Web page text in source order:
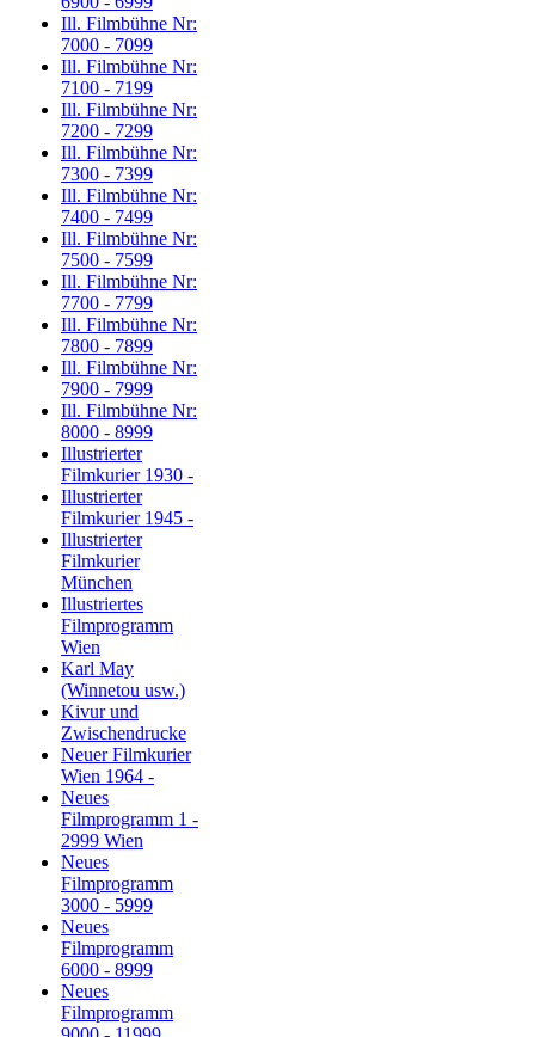
Ill. Filmbühne Nr:
7000 - 7099
Ill. Filmbühne Nr:
7100 - 7199
Ill. Filmbühne Nr:
7200 - 7299
Ill. Filmbühne Nr:
7300 - 7399
Ill. Filmbühne Nr:
7400 - 7499
Ill. Filmbühne Nr:
7500 - 7599
Ill. Filmbühne Nr:
7700 - 7799
Ill. Filmbühne Nr:
7800 - 7899
Ill. Filmbühne Nr:
7900 - 7999
Ill. Filmbühne Nr:
8000 - 8999
Illustrierter
Filmkurier 1930 -
Illustrierter
Filmkurier 1945 -
Illustrierter
Filmkurier
München
Illustriertes
Filmprogramm
Wien
Karl May
(Winnetou usw.)
Kivur und
Zwischendrucke
Neuer Filmkurier
Wien 1964 -
Neues
Filmprogramm 1 -
2999 Wien
Neues
Filmprogramm
3000 - 5999
Neues
Filmprogramm
6000 - 8999
Neues
Filmprogramm